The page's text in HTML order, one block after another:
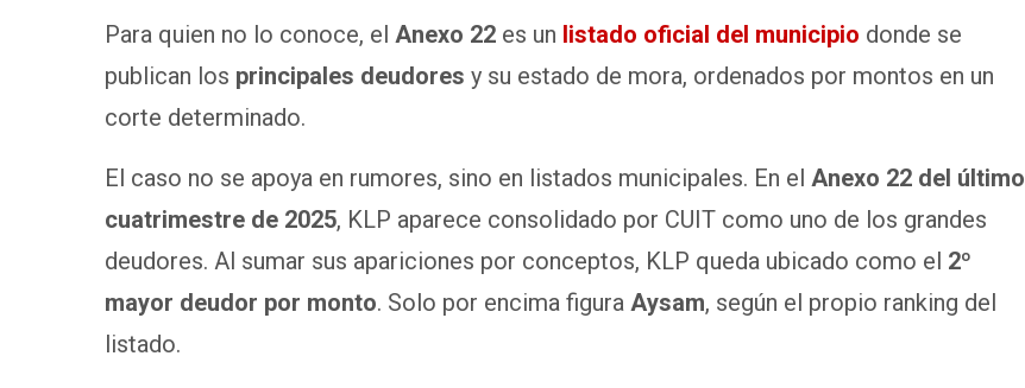
Para quien no lo conoce, el Anexo 22 es un listado oficial del municipio donde se
publican los principales deudores y su estado de mora, ordenados por montos en un
corte determinado.
El caso no se apoya en rumores, sino en listados municipales. En el Anexo 22 del último
cuatrimestre de 2025, KLP aparece consolidado por CUIT como uno de los grandes
deudores. Al sumar sus apariciones por conceptos, KLP queda ubicado como el 2º
mayor deudor por monto. Solo por encima figura Aysam, según el propio ranking del
listado.